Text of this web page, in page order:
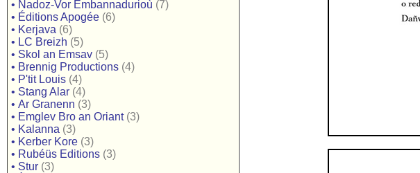
• Nadoz-Vor Embannadurioù (7)
• Éditions Apogée (6)
• Kerjava (6)
• LC Breizh (5)
• Skol an Emsav (5)
• Brennig Productions (4)
• P'tit Louis (4)
• Stang Alar (4)
• Ar Granenn (3)
• Emglev Bro an Oriant (3)
• Kalanna (3)
• Kerber Kore (3)
• Rubéüs Editions (3)
• Stur (3)